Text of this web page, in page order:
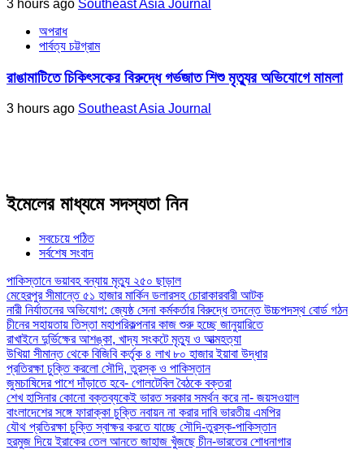
3 hours ago Southeast Asia Journal
অপরাধ
পার্বত্য চট্টগ্রাম
রাঙামাটিতে চিকিৎসকের বিরুদ্ধে গর্ভজাত শিশু মৃত্যুর অভিযোগে মামলা
3 hours ago Southeast Asia Journal
ইমেলের মাধ্যমে সদস্যতা নিন
সবচেয়ে পঠিত
সর্বশেষ সংবাদ
পাকিস্তানে ভয়াবহ বন্যায় মৃত্যু ২৫০ ছাড়াল
মেহেরপুর সীমান্তে ৫১ হাজার মার্কিন ডলারসহ চোরাকারবারী আটক
নারী নির্যাতনের অভিযোগ: জ্যেষ্ঠ সেনা কর্মকর্তার বিরুদ্ধে তদন্তে উচ্চপদস্থ বোর্ড গঠন
চীনের সহায়তায় তিস্তা মহাপরিকল্পনার কাজ শুরু হচ্ছে জানুয়ারিতে
রাখাইনে দুর্ভিক্ষের আশঙ্কা, খাদ্য সংকটে মৃত্যু ও আত্মহত্যা
উখিয়া সীমান্ত থেকে বিজিবি কর্তৃক ৪ লাখ ৮০ হাজার ইয়াবা উদ্ধার
প্রতিরক্ষা চুক্তি করলো সৌদি, তুরস্ক ও পাকিস্তান
জুমচাষিদের পাশে দাঁড়াতে হবে- গোলটেবিল বৈঠকে বক্তরা
শেখ হাসিনার কোনো বক্তব্যকেই ভারত সরকার সমর্থন করে না- জয়সওয়াল
বাংলাদেশের সঙ্গে ফারাক্কা চুক্তি নবায়ন না করার দাবি ভারতীয় এমপির
যৌথ প্রতিরক্ষা চুক্তি স্বাক্ষর করতে যাচ্ছে সৌদি-তুরস্ক-পাকিস্তান
হরমুজ দিয়ে ইরাকের তেল আনতে জাহাজ খুঁজছে চীন-ভারতের শোধনাগার